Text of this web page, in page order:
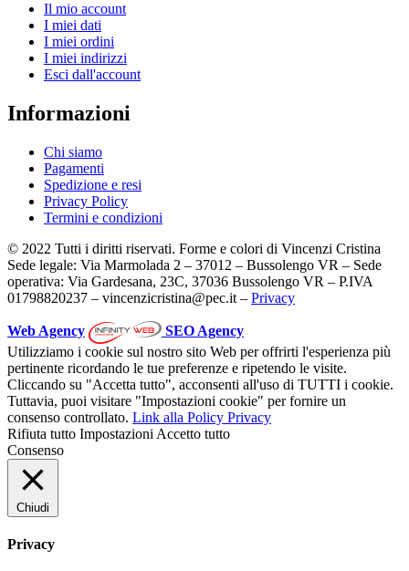
Il mio account
I miei dati
I miei ordini
I miei indirizzi
Esci dall'account
Informazioni
Chi siamo
Pagamenti
Spedizione e resi
Privacy Policy
Termini e condizioni
© 2022 Tutti i diritti riservati. Forme e colori di Vincenzi Cristina
Sede legale: Via Marmolada 2 – 37012 – Bussolengo VR – Sede
operativa: Via Gardesana, 23C, 37036 Bussolengo VR – P.IVA
01798820237 – vincenzicristina@pec.it – Privacy
Web Agency
SEO Agency
Utilizziamo i cookie sul nostro sito Web per offrirti l'esperienza più
pertinente ricordando le tue preferenze e ripetendo le visite.
Cliccando su "Accetta tutto", acconsenti all'uso di TUTTI i cookie.
Tuttavia, puoi visitare "Impostazioni cookie" per fornire un
consenso controllato. Link alla Policy Privacy
Rifiuta tutto Impostazioni Accetto tutto
Consenso
Chiudi
Privacy